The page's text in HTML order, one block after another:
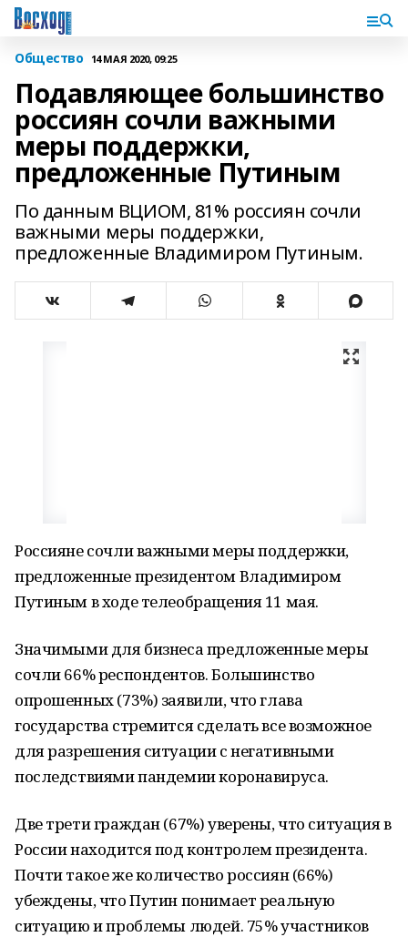
Общество 14 МАЯ 2020, 09:25
Подавляющее большинство
россиян сочли важными
меры поддержки,
предложенные Путиным
По данным ВЦИОМ, 81% россиян сочли
важными меры поддержки,
предложенные Владимиром Путиным.
Россияне сочли важными меры поддержки,
предложенные президентом Владимиром
Путиным в ходе телеобращения 11 мая.
Значимыми для бизнеса предложенные меры
сочли 66% респондентов. Большинство
опрошенных (73%) заявили, что глава
государства стремится сделать все возможное
для разрешения ситуации с негативными
последствиями пандемии коронавируса.
Две трети граждан (67%) уверены, что ситуация в
России находится под контролем президента.
Почти такое же количество россиян (66%)
убеждены, что Путин понимает реальную
ситуацию и проблемы людей. 75% участников